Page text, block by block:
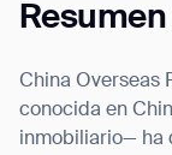
Resumen
China Overseas
conocida en
inmobiliario— ha
Inquiry Type*